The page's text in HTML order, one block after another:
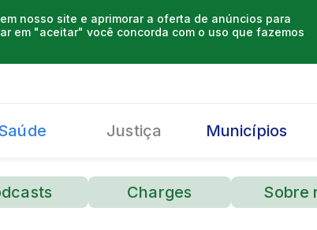
nosso site e aprimorar a oferta de anúncios para
em "aceitar" você concorda com o uso que fazemos
Justiça Municípios
Charges Sobre